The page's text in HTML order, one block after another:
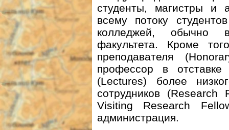
студенты, магистры и
всему потоку
колледжей, обычно
факультета. Кроме
преподавателя
профессор в
(Lectures) более
сотрудников
Visiting Research
администрация.